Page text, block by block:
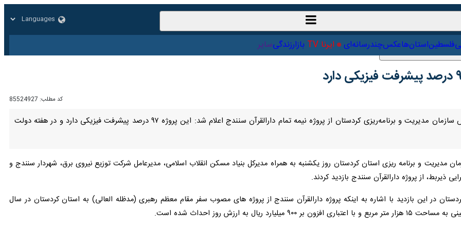
علمی فلسطین استان‌ها عکس چندرسانه‌ای ایرنا TV
کد مطلب:85524927